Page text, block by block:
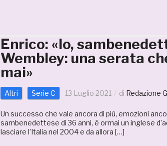
Enrico: «Io,
Wembley: una serata
mai»
Altri Serie C 13 Luglio 2021 di Redazione
Un successo che vale ancora di più, emozioni
sambenedettese di 36 anni, è ormai un inglese
lasciare l’Italia nel 2004 e da allora […]